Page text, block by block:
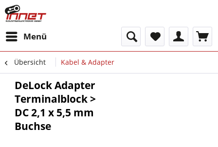
Menü
Übersicht Kabel & Adapter
DeLock Adapter
Terminalblock >
DC 2,1 x 5,5 mm
Buchse